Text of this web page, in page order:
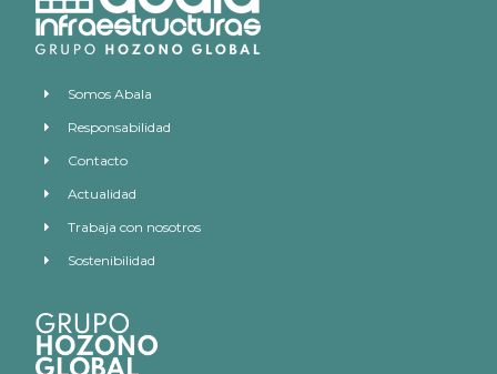
Somos Abala
Responsabilidad
Contacto
Actualidad
Trabaja con nosotros
Sostenibilidad